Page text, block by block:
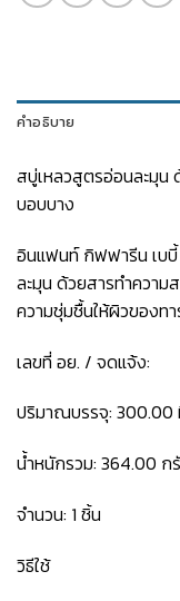
คำอธิบาย
สบู่เหลวสูตรอ่อนละมุน
บอบบาง
อินแฟนท์ กิฟฟารีน เบ
ละมุน ด้วยสารทำควา
ความชุ่มชื้นให้ผิวของท
เลขที่ อย. / จดแจ้ง:
ปริมาณบรรจุ: 300.00
น้ำหนักรวม: 364.00 ก
จำนวน: 1 ชิ้น
วิธีใช้